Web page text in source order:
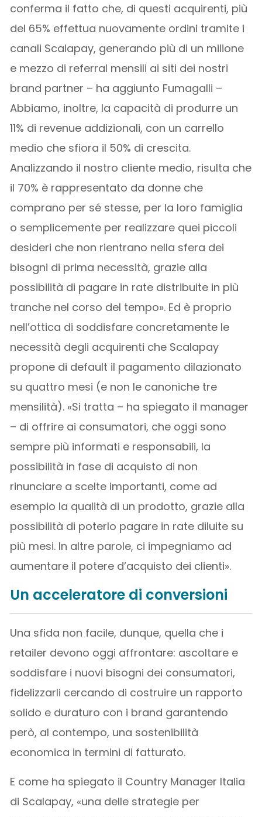
conferma il fatto che, di questi acquirenti, più
del 65% effettua nuovamente ordini tramite i
canali Scalapay, generando più di un milione
e mezzo di referral mensili ai siti dei nostri
brand partner – ha aggiunto Fumagalli –
Abbiamo, inoltre, la capacità di produrre un
11% di revenue addizionali, con un carrello
medio che sfiora il 50% di crescita.
Analizzando il nostro cliente medio, risulta che
il 70% è rappresentato da donne che
comprano per sé stesse, per la loro famiglia
o semplicemente per realizzare quei piccoli
desideri che non rientrano nella sfera dei
bisogni di prima necessità, grazie alla
possibilità di pagare in rate distribuite in più
tranche nel corso del tempo». Ed è proprio
nell’ottica di soddisfare concretamente le
necessità degli acquirenti che Scalapay
propone di default il pagamento dilazionato
su quattro mesi (e non le canoniche tre
mensilità). «Si tratta – ha spiegato il manager
– di offrire ai consumatori, che oggi sono
sempre più informati e responsabili, la
possibilità in fase di acquisto di non
rinunciare a scelte importanti, come ad
esempio la qualità di un prodotto, grazie alla
possibilità di poterlo pagare in rate diluite su
più mesi. In altre parole, ci impegniamo ad
aumentare il potere d’acquisto dei clienti».
Un acceleratore di conversioni
Una sfida non facile, dunque, quella che i
retailer devono oggi affrontare: ascoltare e
soddisfare i nuovi bisogni dei consumatori,
fidelizzarli cercando di costruire un rapporto
solido e duraturo con i brand garantendo
però, al contempo, una sostenibilità
economica in termini di fatturato.
E come ha spiegato il Country Manager Italia
di Scalapay, «una delle strategie per